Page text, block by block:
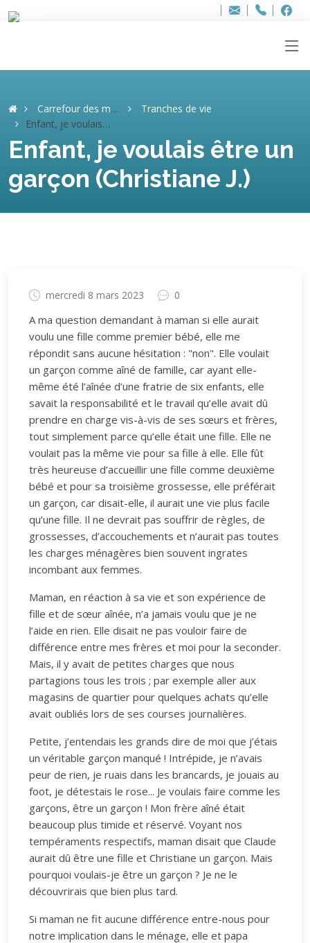
Adresse
info..hâthe..
Tel.
Tel.
Carrefour des mémoires
Tranches de vie
Enfant, je voulais être un garçon (Christiane J.)
Enfant, je voulais être un
garçon (Christiane J.)
mercredi 8 mars 2023 0
A ma question demandant à maman si elle aurait
voulu une fille comme premier bébé, elle me
répondit sans aucune hésitation : "non". Elle voulait
un garçon comme aîné de famille, car ayant elle-
même été l’aînée d’une fratrie de six enfants, elle
savait la responsabilité et le travail qu’elle avait dû
prendre en charge vis-à-vis de ses sœurs et frères,
tout simplement parce qu’elle était une fille. Elle ne
voulait pas la même vie pour sa fille à elle. Elle fût
très heureuse d’accueillir une fille comme deuxième
bébé et pour sa troisième grossesse, elle préférait
un garçon, car disait-elle, il aurait une vie plus facile
qu’une fille. Il ne devrait pas souffrir de règles, de
grossesses, d’accouchements et n’aurait pas toutes
les charges ménagères bien souvent ingrates
incombant aux femmes.
Maman, en réaction à sa vie et son expérience de
fille et de sœur aînée, n’a jamais voulu que je ne
l’aide en rien. Elle disait ne pas vouloir faire de
différence entre mes frères et moi pour la seconder.
Mais, il y avait de petites charges que nous
partagions tous les trois ; par exemple aller aux
magasins de quartier pour quelques achats qu’elle
avait oubliés lors de ses courses journalières.
Petite, j’entendais les grands dire de moi que j’étais
un véritable garçon manqué ! Intrépide, je n’avais
peur de rien, je ruais dans les brancards, je jouais au
foot, je détestais le rose... Je voulais faire comme les
garçons, être un garçon ! Mon frère aîné était
beaucoup plus timide et réservé. Voyant nos
tempéraments respectifs, maman disait que Claude
aurait dû être une fille et Christiane un garçon. Mais
pourquoi voulais-je être un garçon ? Je ne le
découvrirais que bien plus tard.
Si maman ne fit aucune différence entre-nous pour
notre implication dans le ménage, elle et papa